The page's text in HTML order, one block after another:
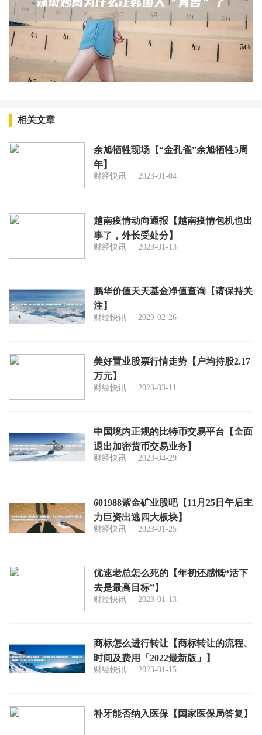
相关文章
余旭牺牲现场【“金孔雀”余旭牺牲5周
年】
财经快讯 2023-01-04
越南疫情动向通报【越南疫情包机也出
事了，外长受处分】
财经快讯 2023-01-13
鹏华价值天天基金净值查询【请保持关
注】
财经快讯 2023-02-26
美好置业股票行情走势【户均持股2.17
万元】
财经快讯 2023-03-11
中国境内正规的比特币交易平台【全面
退出加密货币交易业务】
财经快讯 2023-04-29
601988紫金矿业股吧【11月25日午后主
力巨资出逃四大板块】
财经快讯 2023-01-25
优速老总怎么死的【年初还感慨“活下
去是最高目标”】
财经快讯 2023-01-13
商标怎么进行转让【商标转让的流程、
时间及费用「2022最新版」】
财经快讯 2023-01-15
补牙能否纳入医保【国家医保局答复】